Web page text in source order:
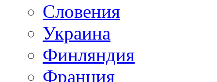
Словения
Украина
Финляндия
Франция